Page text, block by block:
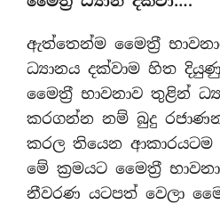
ඇත්තෙන්ම මෛත‍්‍රී
ධ්‍යානය දක්වාම හිත
මෛත‍්‍රී භාවනාව තුළින්
කරගන්න නම් බුදු
කරල තියෙන ආකාරයටම
මේ ක‍්‍රමයට මෛත‍්‍රී
නීවරණ යටපත් වෙලා